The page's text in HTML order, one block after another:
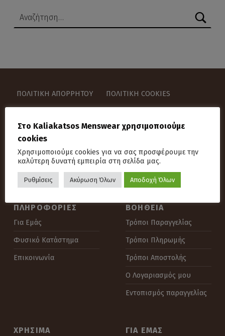
ΠΟΛΙΤΙΚΉ ΑΠΟΡΡΉΤΟΥ ΠΟΛΙΤΙΚΉ COOKIES
Αναζήτηση για:
ΠΛΗΡΟΦΟΡΊΕΣ
Για Εμάς
Φυσικό Κατάστημα
Επικοινωνία
ΒΟΉΘΕΙΑ
Τρόποι Παραγγελίας
Τρόποι Πληρωμής
Τρόποι Αποστολής
Ο Λογαριασμός μου
Εντοπισμός παραγγελίας
ΧΡΉΣΙΜΑ ΓΙΑ ΕΜΆΣ
Στο Kaliakatsos Menswear χρησιμοποιούμε
cookies
Χρησιμοποιούμε cookies για να σας προσφέρουμε την
καλύτερη δυνατή εμπειρία στη σελίδα μας.
Ρυθμίσεις Ακύρωση Όλων Αποδοχή Όλων